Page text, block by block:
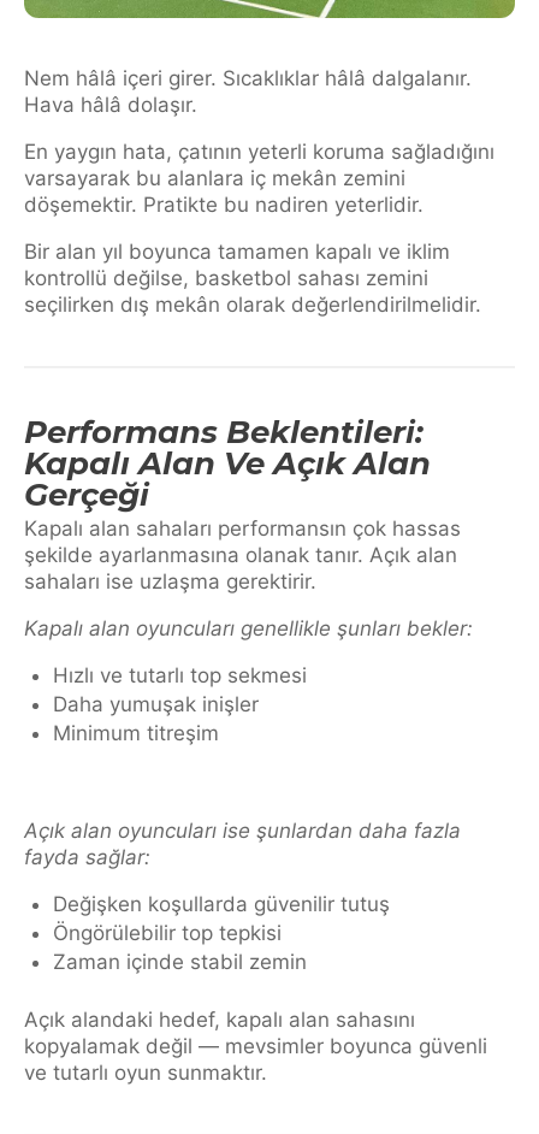
Nem hâlâ içeri girer. Sıcaklıklar hâlâ dalgalanır.
Hava hâlâ dolaşır.
En yaygın hata, çatının yeterli koruma sağladığını
varsayarak bu alanlara iç mekân zemini
döşemektir. Pratikte bu nadiren yeterlidir.
Bir alan yıl boyunca tamamen kapalı ve iklim
kontrollü değilse, basketbol sahası zemini
seçilirken dış mekân olarak değerlendirilmelidir.
Performans Beklentileri:
Kapalı Alan Ve Açık Alan
Gerçeği
Kapalı alan sahaları performansın çok hassas
şekilde ayarlanmasına olanak tanır. Açık alan
sahaları ise uzlaşma gerektirir.
Kapalı alan oyuncuları genellikle şunları bekler:
Hızlı ve tutarlı top sekmesi
Daha yumuşak inişler
Minimum titreşim
Açık alan oyuncuları ise şunlardan daha fazla
fayda sağlar:
Değişken koşullarda güvenilir tutuş
Öngörülebilir top tepkisi
Zaman içinde stabil zemin
Açık alandaki hedef, kapalı alan sahasını
kopyalamak değil — mevsimler boyunca güvenli
ve tutarlı oyun sunmaktır.